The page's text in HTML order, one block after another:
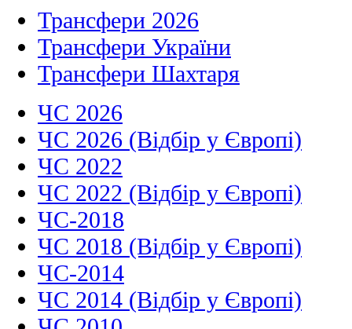
Трансфери 2026
Трансфери України
Трансфери Шахтаря
ЧС 2026
ЧС 2026 (Відбір у Європі)
ЧС 2022
ЧС 2022 (Відбір у Європі)
ЧС-2018
ЧС 2018 (Відбір у Європі)
ЧС-2014
ЧС 2014 (Відбір у Європі)